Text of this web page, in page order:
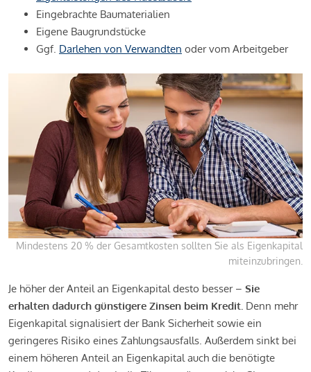
Eingebrachte Baumaterialien
Eigene Baugrundstücke
Ggf. Darlehen von Verwandten oder vom Arbeitgeber
Mindestens 20 % der Gesamtkosten sollten Sie als Eigenkapital
miteinzubringen.
Je höher der Anteil an Eigenkapital desto besser – Sie
erhalten dadurch günstigere Zinsen beim Kredit. Denn mehr
Eigenkapital signalisiert der Bank Sicherheit sowie ein
geringeres Risiko eines Zahlungsausfalls. Außerdem sinkt bei
einem höheren Anteil an Eigenkapital auch die benötigte